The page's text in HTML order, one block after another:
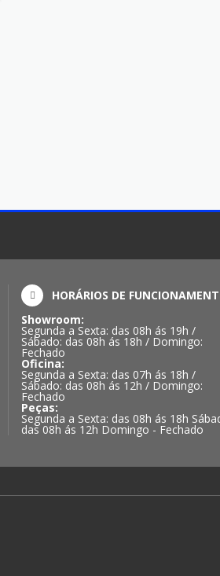
HORÁRIOS DE
Showroom:
Segunda a Sexta: das 08h ás 19h /
Sábado: das 08h ás 18h / Domingo:
Fechado
Oficina:
Segunda a Sexta: das 07h ás 18h /
Sábado: das 08h ás 12h / Domingo:
Fechado
Peças:
Segunda a Sexta: das 08h ás 18h
das 08h ás 12h Domingo - Fechado